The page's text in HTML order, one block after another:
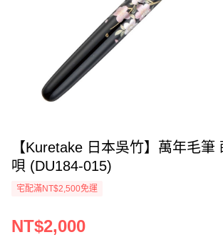
【Kuretake 日本吳竹】萬年毛筆
唄 (DU184-015)
宅配滿NT$2,500免運
NT$2,000